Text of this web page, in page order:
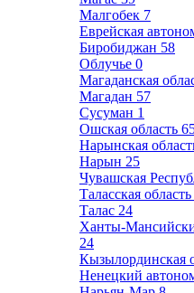
Малгобек 7
Еврейская
Биробиджан 58
Облучье 0
Магаданская
Магадан 57
Сусуман 1
Ошская область
Нарынская
Нарын 25
Чувашская
Таласская область
Талас 24
Ханты-
24
Кызылординская
Ненецкий